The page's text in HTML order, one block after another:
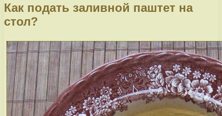
Как подать заливной паштет на
стол?